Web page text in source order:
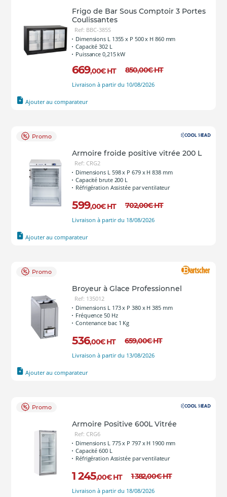
Frigo de Bar Sous Comptoir 3 Portes
Coulissantes
Ref: BBC-385S
Dimensions L 1355 x P 500 x H 860 mm
Capacité 302 L
Puissance 0,215 kW
669,00€ HT 850,00€HT
Livraison à partir du 10/08/2026
Ajouter au comparateur
Promo
Armoire froide positive vitrée 200 L
Ref: CRG2
Dimensions L 598 x P 679 x H 838 mm
Capacité brute 200 L
Réfrigération Assistée par ventilateur
599,00€ HT 702,00€HT
Livraison à partir du 18/08/2026
Ajouter au comparateur
Promo
Broyeur à Glace Professionnel
Ref: 135012
Dimensions L 173 x P 380 x H 385 mm
Fréquence 50 Hz
Contenance bac 1 Kg
536,00€ HT 659,00€HT
Livraison à partir du 13/08/2026
Ajouter au comparateur
Promo
Armoire Positive 600L Vitrée
Ref: CRG6
Dimensions L 775 x P 797 x H 1900 mm
Capacité 600 L
Réfrigération Assistée par ventilateur
1 245,00€ HT 1 382,00€HT
Livraison à partir du 18/08/2026